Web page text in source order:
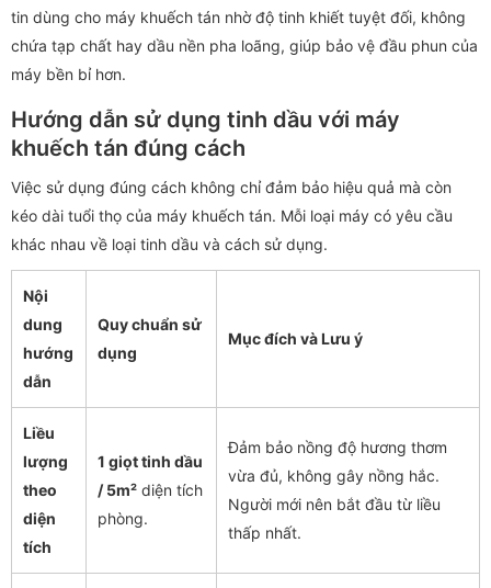
tin dùng cho máy khuếch tán nhờ độ tinh khiết tuyệt đối, không
chứa tạp chất hay dầu nền pha loãng, giúp bảo vệ đầu phun của
máy bền bỉ hơn.
Hướng dẫn sử dụng tinh dầu với máy
khuếch tán đúng cách
Việc sử dụng đúng cách không chỉ đảm bảo hiệu quả mà còn
kéo dài tuổi thọ của máy khuếch tán. Mỗi loại máy có yêu cầu
khác nhau về loại tinh dầu và cách sử dụng.
Nội
dung
hướng
dẫn
Quy chuẩn sử
dụng
Mục đích và Lưu ý
Liều
lượng
theo
diện
tích
1 giọt tinh dầu
/ 5m² diện tích
phòng.
Đảm bảo nồng độ hương thơm
vừa đủ, không gây nồng hắc.
Người mới nên bắt đầu từ liều
thấp nhất.